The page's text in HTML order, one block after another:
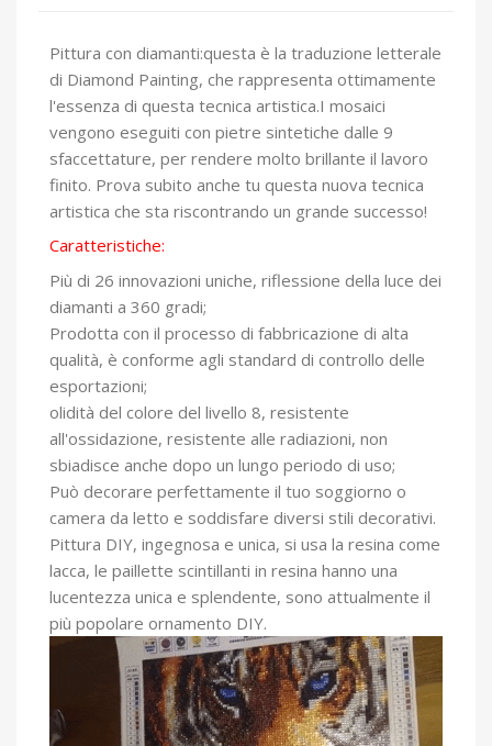
Pittura con diamanti:questa è la traduzione letterale
di Diamond Painting, che rappresenta ottimamente
l'essenza di questa tecnica artistica.I mosaici
vengono eseguiti con pietre sintetiche dalle 9
sfaccettature, per rendere molto brillante il lavoro
finito. Prova subito anche tu questa nuova tecnica
artistica che sta riscontrando un grande successo!
Caratteristiche:
Più di 26 innovazioni uniche, riflessione della luce dei
diamanti a 360 gradi;
Prodotta con il processo di fabbricazione di alta
qualità, è conforme agli standard di controllo delle
esportazioni;
olidità del colore del livello 8, resistente
all'ossidazione, resistente alle radiazioni, non
sbiadisce anche dopo un lungo periodo di uso;
Può decorare perfettamente il tuo soggiorno o
camera da letto e soddisfare diversi stili decorativi.
Pittura DIY, ingegnosa e unica, si usa la resina come
lacca, le paillette scintillanti in resina hanno una
lucentezza unica e splendente, sono attualmente il
più popolare ornamento DIY.